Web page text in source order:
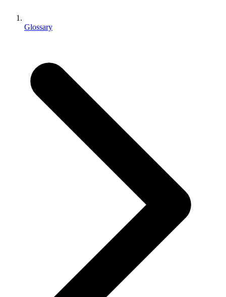
XR-игры
Запускайте XR-игры на разных платформах
Упрощенное создание многопользовательских игр
Glossary